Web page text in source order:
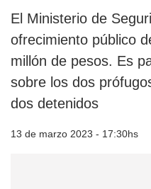
El Ministerio de
ofrecimiento público
millón de pesos. Es
sobre los dos
dos detenidos
13 de marzo 2023 - 17:30hs